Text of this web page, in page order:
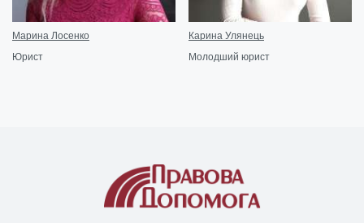
Марина Лосенко
Юрист
Карина Улянець
Молодший юрист